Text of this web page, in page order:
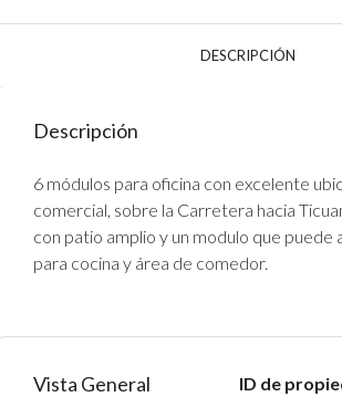
DESCRIPCIÓN
Descripción
6 módulos para oficina con excelente
comercial, sobre la Carretera hacia
con patio amplio y un modulo que puede
para cocina y área de comedor.
Vista General ID de